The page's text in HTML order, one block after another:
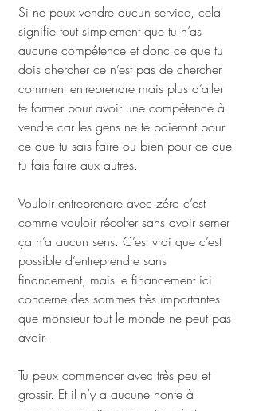
Si ne peux vendre aucun service, cela
signifie tout simplement que tu n’as
aucune compétence et donc ce que tu
dois chercher ce n’est pas de chercher
comment entreprendre mais plus d’aller
te former pour avoir une compétence à
vendre car les gens ne te paieront pour
ce que tu sais faire ou bien pour ce que
tu fais faire aux autres.
Vouloir entreprendre avec zéro c’est
comme vouloir récolter sans avoir semer
ça n’a aucun sens. C’est vrai que c’est
possible d’entreprendre sans
financement, mais le financement ici
concerne des sommes très importantes
que monsieur tout le monde ne peut pas
avoir.
Tu peux commencer avec très peu et
grossir. Et il n’y a aucune honte à